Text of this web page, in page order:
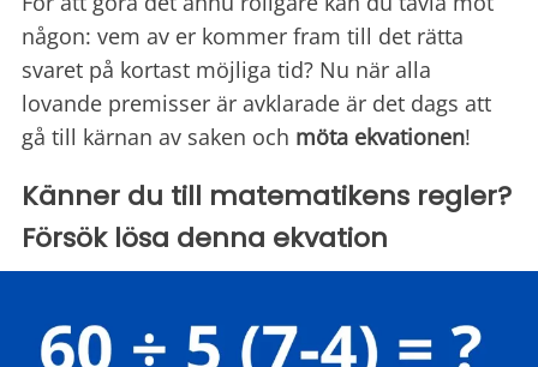
någon: vem av er kommer fram till det rätta
svaret på kortast möjliga tid? Nu när alla
lovande premisser är avklarade är det dags att
gå till kärnan av saken och möta ekvationen!
Känner du till matematikens regler?
Försök lösa denna ekvation